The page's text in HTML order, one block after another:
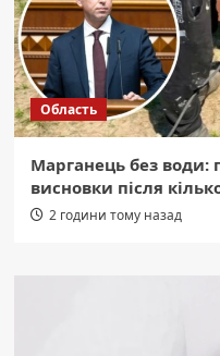
Область
Марганець без води:
висновки після
2 години тому назад